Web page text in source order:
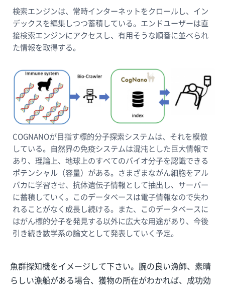
検索エンジンは、常時インターネットをクロールし、イン
デックスを編集しつつ蓄積している。エンドユーザーは直
接検索エンジンにアクセスし、有用そうな順番に並べられ
た情報を取得する。
COGNANOが目指す標的分子探索システムは、それを模倣
している。自然界の免疫システムは混沌とした巨大情報で
あり、理論上、地球上のすべてのバイオ分子を認識できる
ポテンシャル（容量）がある。さまざまながん細胞をアル
パカに学習させ、抗体遺伝子情報として抽出し、サーバー
に蓄積していく。このデータベースは電子情報なので失わ
れることがなく成長し続ける。また、このデータベースに
はがん標的分子を発見する以外に広大な用途があり、今後
引き続き数学系の論文として発表していく予定。
魚群探知機をイメージして下さい。腕の良い漁師、素晴
らしい漁船がある場合、獲物の所在がわかれば、成功効